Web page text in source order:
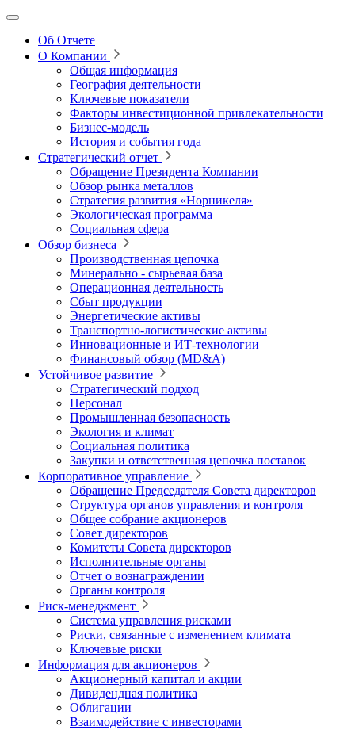
Об Отчете
О Компании
Общая информация
География деятельности
Ключевые показатели
Факторы инвестиционной привлекательности
Бизнес-модель
История и события года
Стратегический отчет
Обращение Президента Компании
Обзор рынка металлов
Стратегия развития «Норникеля»
Экологическая программа
Социальная сфера
Обзор бизнеса
Производственная цепочка
Минерально ‑ сырьевая база
Операционная деятельность
Сбыт продукции
Энергетические активы
Транспортно-логистические активы
Инновационные и ИТ‑технологии
Финансовый обзор (MD&A)
Устойчивое развитие
Стратегический подход
Персонал
Промышленная безопасность
Экология и климат
Социальная политика
Закупки и ответственная цепочка поставок
Корпоративное управление
Обращение Председателя Совета директоров
Структура органов управления и контроля
Общее собрание акционеров
Совет директоров
Комитеты Совета директоров
Исполнительные органы
Отчет о вознаграждении
Органы контроля
Риск-менеджмент
Система управления рисками
Риски, связанные с изменением климата
Ключевые риски
Информация для акционеров
Акционерный капитал и акции
Дивидендная политика
Облигации
Взаимодействие с инвесторами